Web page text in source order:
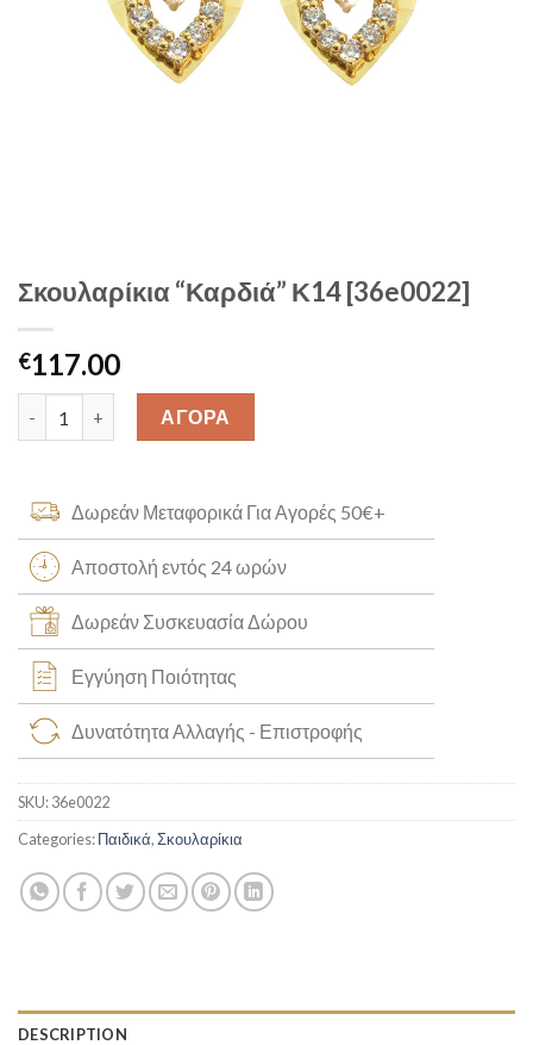
Σκουλαρίκια “Καρδιά” Κ14 [36e0022]
€117.00
Σκουλαρίκια "Καρδιά" Κ14 [36e0022] quantity
ΑΓΟΡΑ
Δωρεάν Μεταφορικά Για Αγορές 50€+
Αποστολή εντός 24 ωρών
Δωρεάν Συσκευασία Δώρου
Εγγύηση Ποιότητας
Δυνατότητα Αλλαγής - Επιστροφής
SKU:36e0022
Categories:Παιδικά,Σκουλαρίκια
DESCRIPTION